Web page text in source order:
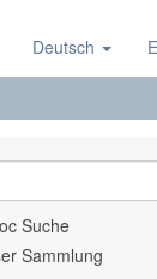
Deutsch
Suche
Sammlung